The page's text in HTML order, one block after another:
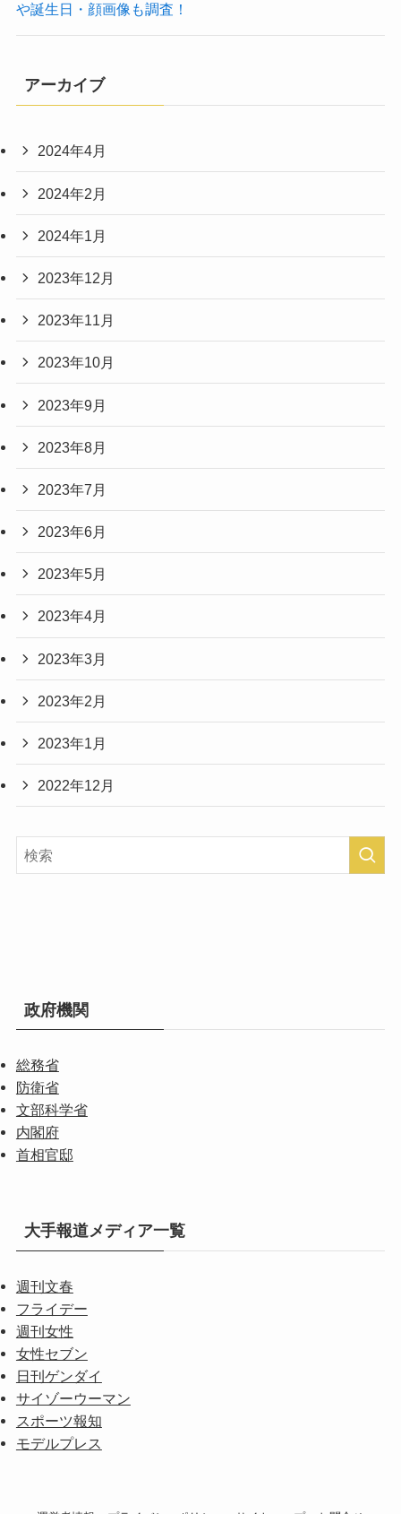
や誕生日・顔画像も調査！
アーカイブ
2024年4月
2024年2月
2024年1月
2023年12月
2023年11月
2023年10月
2023年9月
2023年8月
2023年7月
2023年6月
2023年5月
2023年4月
2023年3月
2023年2月
2023年1月
2022年12月
政府機関
総務省
防衛省
文部科学省
内閣府
首相官邸
大手報道メディア一覧
週刊文春
フライデー
週刊女性
女性セブン
日刊ゲンダイ
サイゾーウーマン
スポーツ報知
モデルプレス